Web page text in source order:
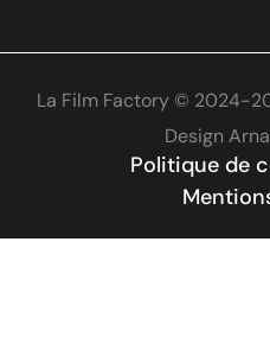
La Film Factory © 2024-
Design
Politique de